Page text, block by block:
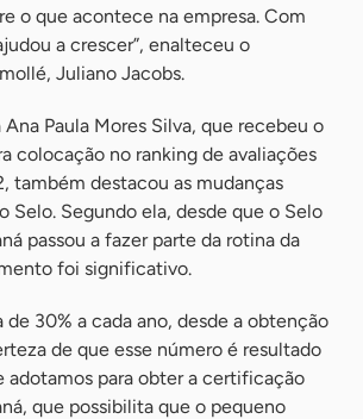
o que acontece na empresa. Com
a crescer”, enalteceu o
Juliano Jacobs.
Paula Mores Silva, que recebeu o
colocação no ranking de avaliações
também destacou as mudanças
Selo. Segundo ela, desde que o Selo
passou a fazer parte da rotina da
foi significativo.
de 30% a cada ano, desde a obtenção
de que esse número é resultado
adotamos para obter a certificação
que possibilita que o pequeno